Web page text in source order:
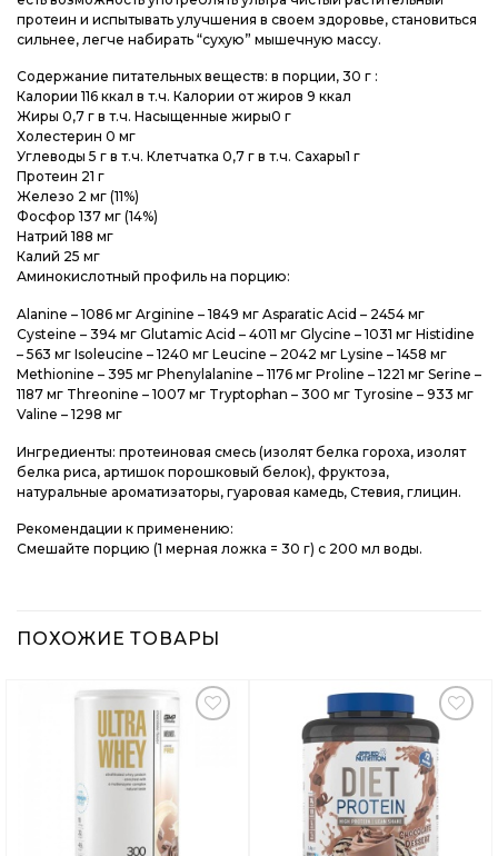
протеин и испытывать улучшения в своем здоровье, становиться
сильнее, легче набирать “сухую” мышечную массу.
Содержание питательных веществ: в порции, 30 г :
Калории 116 ккал в т.ч. Калории от жиров 9 ккал
Жиры 0,7 г в т.ч. Насыщенные жиры0 г
Холестерин 0 мг
Углеводы 5 г в т.ч. Клетчатка 0,7 г в т.ч. Сахары1 г
Протеин 21 г
Железо 2 мг (11%)
Фосфор 137 мг (14%)
Натрий 188 мг
Калий 25 мг
Аминокислотный профиль на порцию:
Alanine – 1086 мг Arginine – 1849 мг Asparatic Acid – 2454 мг
Cysteine – 394 мг Glutamic Acid – 4011 мг Glycine – 1031 мг Histidine
– 563 мг Isoleucine – 1240 мг Leucine – 2042 мг Lysine – 1458 мг
Methionine – 395 мг Phenylalanine – 1176 мг Proline – 1221 мг Serine –
1187 мг Threonine – 1007 мг Tryptophan – 300 мг Tyrosine – 933 мг
Valine – 1298 мг
Ингредиенты: протеиновая смесь (изолят белка гороха, изолят
белка риса, артишок порошковый белок), фруктоза,
натуральные ароматизаторы, гуаровая камедь, Стевия, глицин.
Рекомендации к применению:
Смешайте порцию (1 мерная ложка = 30 г) с 200 мл воды.
ПОХОЖИЕ ТОВАРЫ
Добавить
Добавить
в
Вишлист